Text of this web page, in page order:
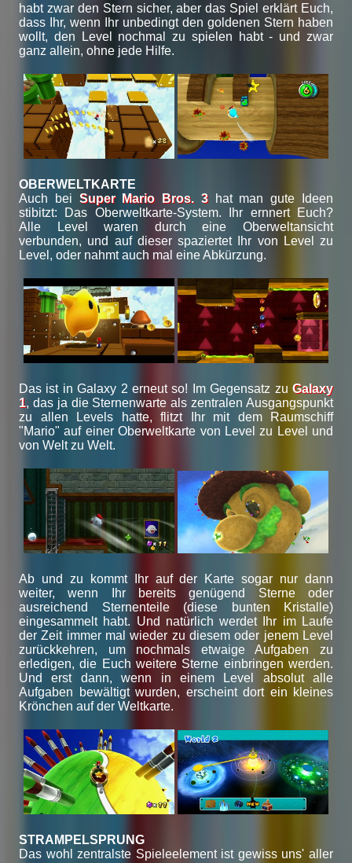
habt zwar den Stern sicher, aber das Spiel erklärt Euch,
dass Ihr, wenn Ihr unbedingt den goldenen Stern haben
wollt, den Level nochmal zu spielen habt - und zwar
ganz allein, ohne jede Hilfe.
OBERWELTKARTE
Auch bei Super Mario Bros. 3hat man gute Ideen
stibitzt: Das Oberweltkarte-System. Ihr ernnert Euch?
Alle Level waren durch eine Oberweltansicht
verbunden, und auf dieser spaziertet Ihr von Level zu
Level, oder nahmt auch mal eine Abkürzung.
Das ist in Galaxy 2 erneut so! Im Gegensatz zu Galaxy
1, das ja die Sternenwarte als zentralen Ausgangspunkt
zu allen Levels hatte, flitzt Ihr mit dem Raumschiff
"Mario" auf einer Oberweltkarte von Level zu Level und
von Welt zu Welt.
Ab und zu kommt Ihr auf der Karte sogar nur dann
weiter, wenn Ihr bereits genügend Sterne oder
ausreichend Sternenteile (diese bunten Kristalle)
eingesammelt habt. Und natürlich werdet Ihr im Laufe
der Zeit immer mal wieder zu diesem oder jenem Level
zurückkehren, um nochmals etwaige Aufgaben zu
erledigen, die Euch weitere Sterne einbringen werden.
Und erst dann, wenn in einem Level absolut alle
Aufgaben bewältigt wurden, erscheint dort ein kleines
Krönchen auf der Weltkarte.
STRAMPELSPRUNG
Das wohl zentralste Spieleelement ist gewiss uns' aller